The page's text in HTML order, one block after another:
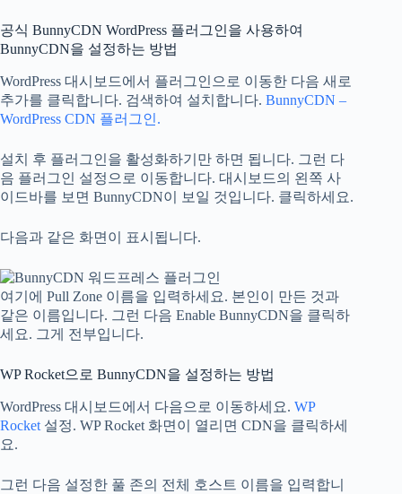
공식 BunnyCDN WordPress 플러그인을 사용하여
BunnyCDN을 설정하는 방법
WordPress 대시보드에서 플러그인으로 이동한 다음 새로
추가를 클릭합니다. 검색하여 설치합니다. BunnyCDN –
WordPress CDN 플러그인.
설치 후 플러그인을 활성화하기만 하면 됩니다. 그런 다
음 플러그인 설정으로 이동합니다. 대시보드의 왼쪽 사
이드바를 보면 BunnyCDN이 보일 것입니다. 클릭하세요.
다음과 같은 화면이 표시됩니다.
여기에 Pull Zone 이름을 입력하세요. 본인이 만든 것과
같은 이름입니다. 그런 다음 Enable BunnyCDN을 클릭하
세요. 그게 전부입니다.
WP Rocket으로 BunnyCDN을 설정하는 방법
WordPress 대시보드에서 다음으로 이동하세요. WP
Rocket 설정. WP Rocket 화면이 열리면 CDN을 클릭하세
요.
그런 다음 설정한 풀 존의 전체 호스트 이름을 입력합니